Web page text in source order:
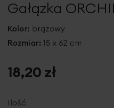
galeriiGałązka
Kolor: brązowy
Rozmiar: 15 x 62 cm
Ilość
18,20 zł